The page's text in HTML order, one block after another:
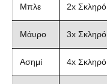
Μπλε 2x Σκληρό
Μάυρο 3x Σκληρό
Ασημί 4x Σκληρό